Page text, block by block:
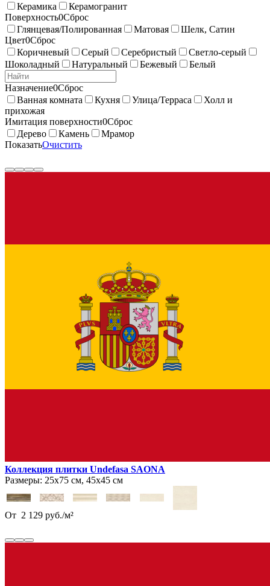
Керамика
Керамогранит
Поверхность0Сброс
Глянцевая/Полированная
Матовая
Шелк, Сатин
Цвет0Сброс
Коричневый
Серый Серебристый
Светло-серый
Шоколадный
Натуральный Бежевый Белый
Назначение0Сброс
Ванная комната
Кухня Улица/Терраса
Холл и
прихожая
Имитация поверхности0Сброс
Дерево
Камень
Мрамор
ПоказатьОчистить
Коллекция плитки Undefasa SAONA
Размеры: 25х75 см, 45х45 см
От 2 129 руб./м²